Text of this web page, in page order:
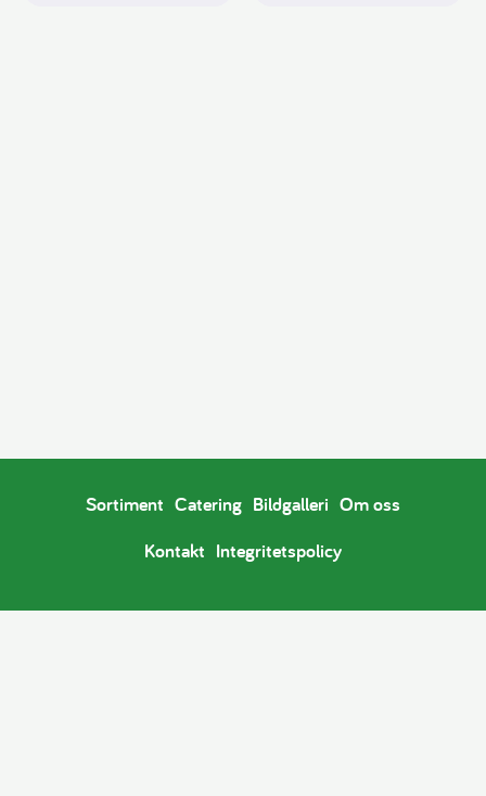
Sortiment Catering Bildgalleri Om oss
Kontakt Integritetspolicy